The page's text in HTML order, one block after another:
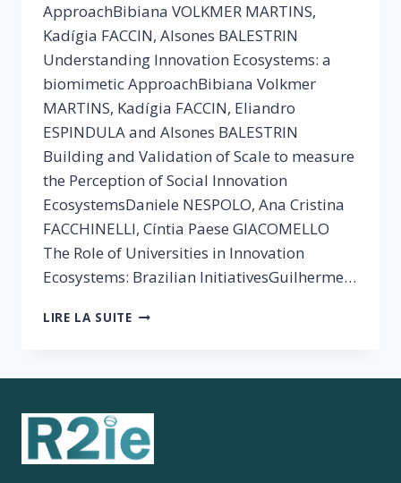
ApproachBibiana VOLKMER MARTINS,
Kadígia FACCIN, Alsones BALESTRIN
Understanding Innovation Ecosystems: a
biomimetic ApproachBibiana Volkmer
MARTINS, Kadígia FACCIN, Eliandro
ESPINDULA and Alsones BALESTRIN
Building and Validation of Scale to measure
the Perception of Social Innovation
EcosystemsDaniele NESPOLO, Ana Cristina
FACCHINELLI, Cíntia Paese GIACOMELLO
The Role of Universities in Innovation
Ecosystems: Brazilian InitiativesGuilherme…
LIRE LA SUITER2IE
BRÉSILIENNE
DES
ÉCOSYSTÈMES